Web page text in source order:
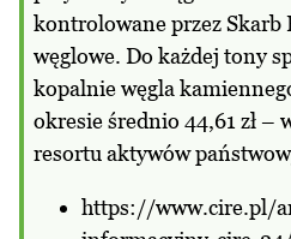
kontrolowane przez Skarb
węglowe. Do każdej tony
kopalnie węgla
okresie średnio 44,61 zł –
resortu aktywów
https://www.cire.pl/